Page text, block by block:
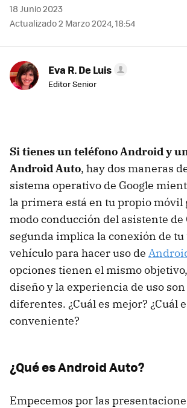
18 Junio 2023
Actualizado 2 Marzo 2024, 18:54
Eva R. De Luis
Editor Senior
Si tienes un teléfono Android y
Android Auto, hay dos maneras
sistema operativo de Google
la primera está en tu propio móvil
modo conducción del asistente de
segunda implica la conexión de
vehículo para hacer uso de
opciones tienen el mismo
diseño y la experiencia de uso
diferentes. ¿Cuál es mejor? ¿Cuál
conveniente?
¿Qué es Android Auto?
Empecemos por las